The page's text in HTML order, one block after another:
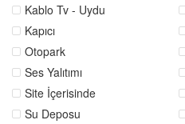
Kablo Tv - Uydu
Kapıcı
Otopark
Ses Yalıtımı
Site İçerisinde
Su Deposu